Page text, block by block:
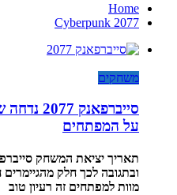
Home
Cyberpunk 2077
משחקים
על המפתחים
ובתגובה לכך חלק
מוות למפתחים זה רעיון טוב